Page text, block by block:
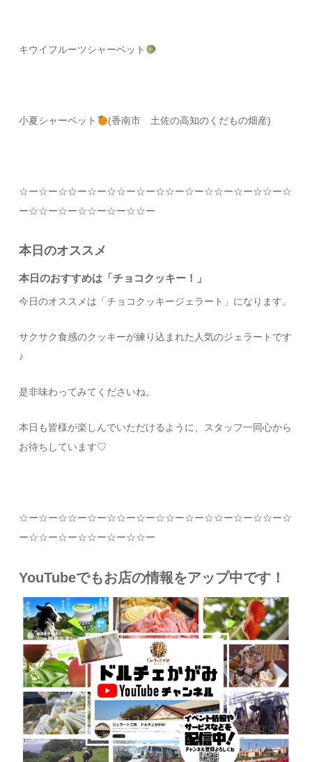
キウイフルーツシャーベット
小夏シャーベット (香南市 土佐の高知のくだもの畑産)
☆ー☆ー☆☆ー☆ー☆☆ー☆ー☆☆ー☆ー☆☆ー☆ー☆☆ー☆
ー☆☆ー☆ー☆☆ー☆ー☆☆ー
本日のオススメ
本日のおすすめは「チョコクッキー！」
今日のオススメは「チョコクッキージェラート」になります。
サクサク食感のクッキーが練り込まれた人気のジェラートです
♪
是非味わってみてくださいね。
本日も皆様が楽しんでいただけるように、スタッフ一同心から
お待ちしています♡
☆ー☆ー☆☆ー☆ー☆☆ー☆ー☆☆ー☆ー☆☆ー☆ー☆☆ー☆
ー☆☆ー☆ー☆☆ー☆ー☆☆ー
YouTubeでもお店の情報をアップ中です！